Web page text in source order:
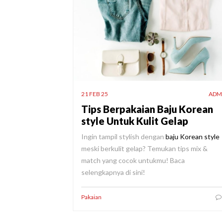
21 FEB 25
Tips Berpakaian Baju Korean
style Untuk Kulit Gelap
Ingin tampil stylish dengan baju Korean style
meski berkulit gelap? Temukan tips mix &
match yang cocok untukmu! Baca
selengkapnya di sini!
Pakaian